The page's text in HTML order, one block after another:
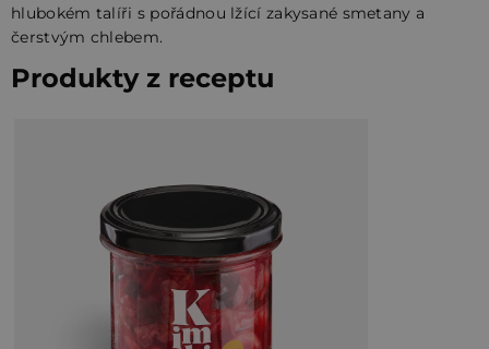
hlubokém talíři s pořádnou lžící zakysané smetany a
čerstvým chlebem.
Produkty z receptu